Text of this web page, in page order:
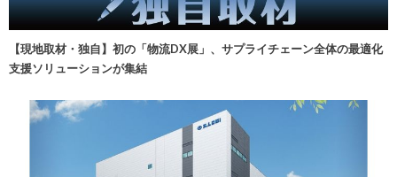
【現地取材・独自】初の「物流DX展」、サプライチェーン全体の最適化
支援ソリューションが集結